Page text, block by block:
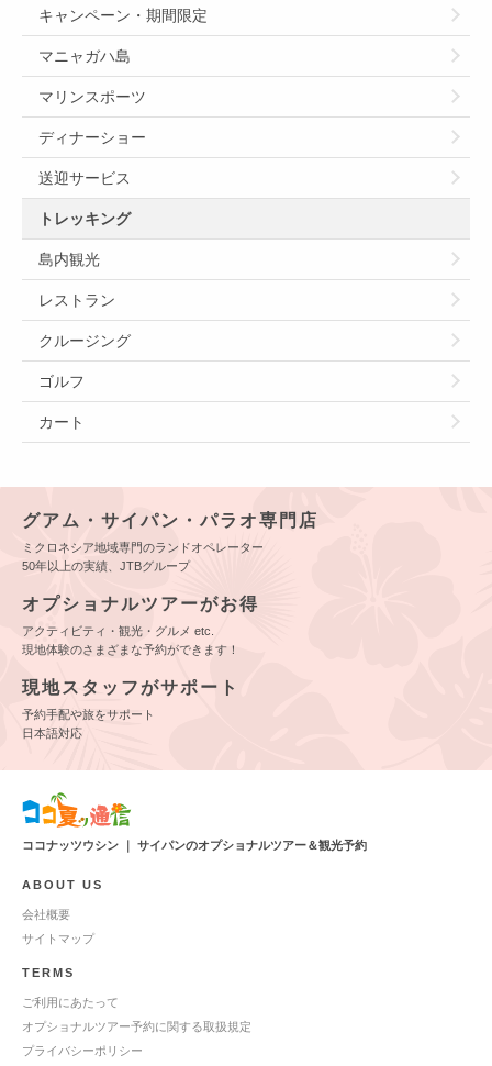
キャンペーン・期間限定
マニャガハ島
マリンスポーツ
ディナーショー
送迎サービス
トレッキング
島内観光
レストラン
クルージング
ゴルフ
カート
グアム・サイパン・パラオ専門店
ミクロネシア地域専門のランドオペレーター
50年以上の実績、JTBグループ
オプショナルツアーがお得
アクティビティ・観光・グルメ etc.
現地体験のさまざまな予約ができます！
現地スタッフがサポート
予約手配や旅をサポート
日本語対応
ココナッツウシン ｜ サイパンのオプショナルツアー＆観光予約
ABOUT US
会社概要
サイトマップ
TERMS
ご利用にあたって
オプショナルツアー予約に関する取扱規定
プライバシーポリシー